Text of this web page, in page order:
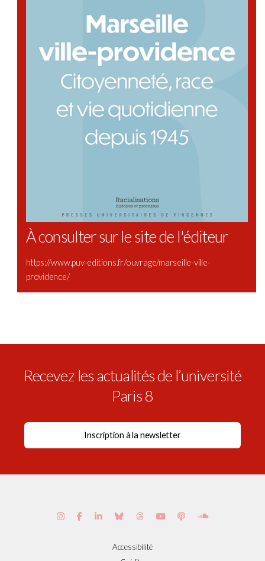
À consulter sur le site de l'éditeur
https://www.puv-editions.fr/ouvrage/marseille-ville-
providence/
Recevez les actualités de l’université
Paris 8
Accessibilité